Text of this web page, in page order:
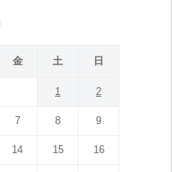
金 土 日
1 2
7 8 9
14 15 16